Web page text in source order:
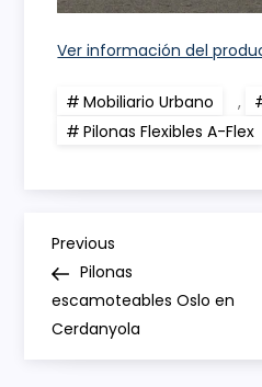
Ver información del
Mobiliario Urbano ,
Pilonas Flexibles A-Flex
N
a
v
Previous
Post
Previous
Pilonas
escamoteables Oslo en
Cerdanyola